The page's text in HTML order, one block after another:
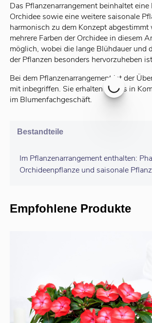
Das Pflanzenarrangement beinhaltet eine
Orchidee sowie eine weitere saisonale
harmonisch zu dem Konzept abgestimmt
mehrere Farben der Orchidee in diesem
möglich, wobei die lange Blühdauer und
der Pflanzen besonders hervorzuheben
Bei dem Pflanzenarrangement ist der
mit inbegriffen. Sie erhalten beides in
im Blumenfachgeschäft.
Bestandteile
Im Pflanzenarrangement enthalten:
Orchideenpflanze und saisonale
Empfohlene Produkte